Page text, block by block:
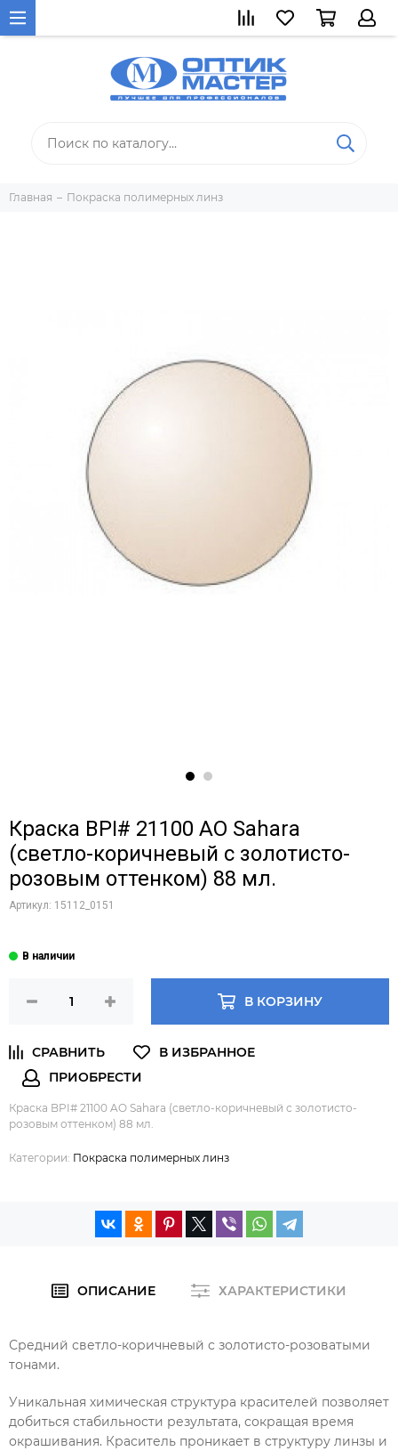
Главная Покраска полимерных линз
Краска BPI# 21100 AO Sahara
(светло-коричневый с золотисто-
розовым оттенком) 88 мл.
Артикул: 15112_0151
В КОРЗИНУ
Краска BPI# 21100 AO Sahara (светло-коричневый с золотисто-
розовым оттенком) 88 мл.
Категории: Покраска полимерных линз
ОПИСАНИЕ ХАРАКТЕРИСТИКИ
Средний светло-коричневый с золотисто-розоватыми
тонами.
Уникальная химическая структура красителей позволяет
добиться стабильности результата, сокращая время
окрашивания. Краситель проникает в структуру линзы и